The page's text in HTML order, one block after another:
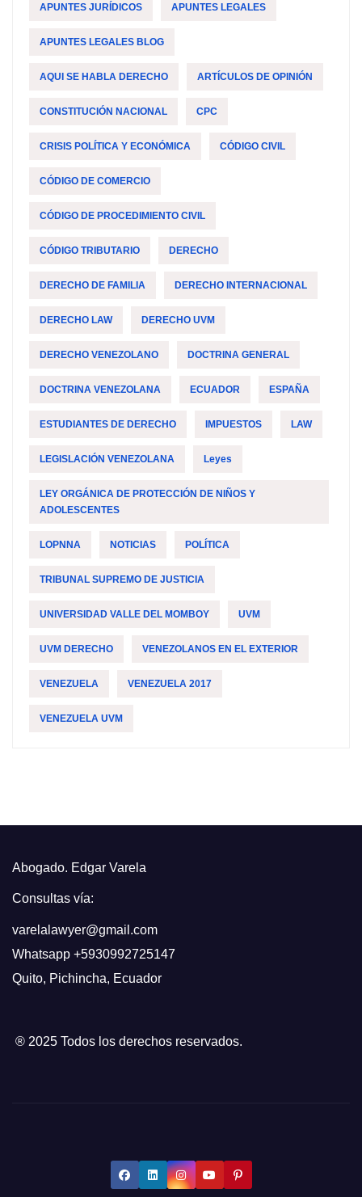
APUNTES JURÍDICOS APUNTES LEGALES
APUNTES LEGALES BLOG
AQUI SE HABLA DERECHO ARTÍCULOS DE OPINIÓN
CONSTITUCIÓN NACIONAL CPC
CRISIS POLÍTICA Y ECONÓMICA CÓDIGO CIVIL
CÓDIGO DE COMERCIO
CÓDIGO DE PROCEDIMIENTO CIVIL
CÓDIGO TRIBUTARIO DERECHO
DERECHO DE FAMILIA DERECHO INTERNACIONAL
DERECHO LAW DERECHO UVM
DERECHO VENEZOLANO DOCTRINA GENERAL
DOCTRINA VENEZOLANA ECUADOR ESPAÑA
ESTUDIANTES DE DERECHO IMPUESTOS LAW
LEGISLACIÓN VENEZOLANA Leyes
LEY ORGÁNICA DE PROTECCIÓN DE NIÑOS Y
ADOLESCENTES
LOPNNA NOTICIAS POLÍTICA
TRIBUNAL SUPREMO DE JUSTICIA
UNIVERSIDAD VALLE DEL MOMBOY UVM
UVM DERECHO VENEZOLANOS EN EL EXTERIOR
VENEZUELA VENEZUELA 2017
VENEZUELA UVM
Abogado. Edgar Varela
Consultas vía:
varelalawyer@gmail.com
Whatsapp +5930992725147
Quito, Pichincha, Ecuador
® 2025 Todos los derechos reservados.